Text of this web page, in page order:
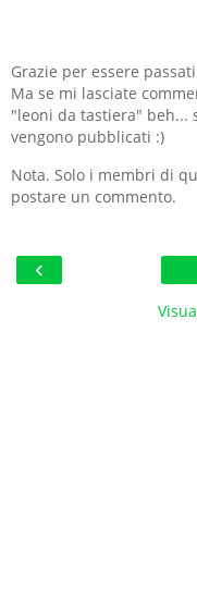
Grazie per essere
Ma se mi lasciate
"leoni da tastiera" beh...
vengono pubblicati :)
Nota. Solo i membri di
postare un commento.
‹